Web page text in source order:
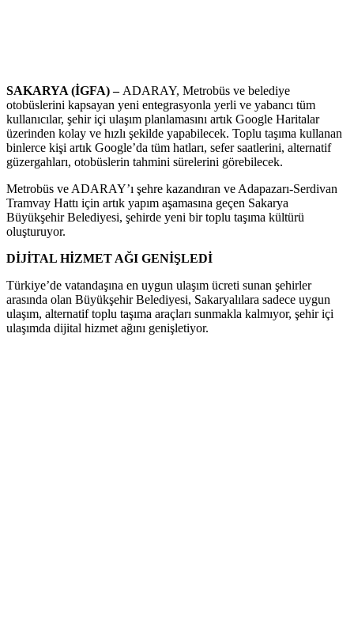
SAKARYA (İGFA) – ADARAY, Metrobüs ve belediye
otobüslerini kapsayan yeni entegrasyonla yerli ve yabancı tüm
kullanıcılar, şehir içi ulaşım planlamasını artık Google Haritalar
üzerinden kolay ve hızlı şekilde yapabilecek. Toplu taşıma kullanan
binlerce kişi artık Google’da tüm hatları, sefer saatlerini, alternatif
güzergahları, otobüslerin tahmini sürelerini görebilecek.
Metrobüs ve ADARAY’ı şehre kazandıran ve Adapazarı-Serdivan
Tramvay Hattı için artık yapım aşamasına geçen Sakarya
Büyükşehir Belediyesi, şehirde yeni bir toplu taşıma kültürü
oluşturuyor.
DİJİTAL HİZMET AĞI GENİŞLEDİ
Türkiye’de vatandaşına en uygun ulaşım ücreti sunan şehirler
arasında olan Büyükşehir Belediyesi, Sakaryalılara sadece uygun
ulaşım, alternatif toplu taşıma araçları sunmakla kalmıyor, şehir içi
ulaşımda dijital hizmet ağını genişletiyor.